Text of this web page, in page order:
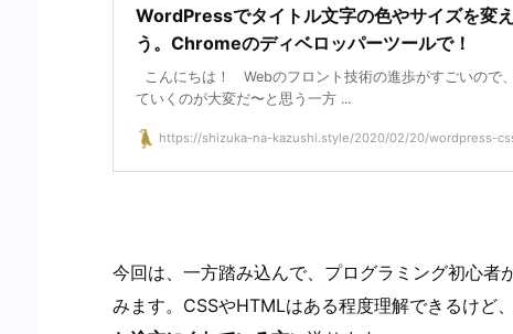
WordPressでタイトル文字の色やサイズを変
う。Chromeのディベロッパーツールで！
こんにちは！ Webのフロント技術の進歩がすごいので
ていくのが大変だ〜と思う一方 ...
https://shizuka-na-kazushi.style/2020/02/20/wordpress-
今回は、一方踏み込んで、プログラミング初心者が
みます。CSSやHTMLはある程度理解できるけど、